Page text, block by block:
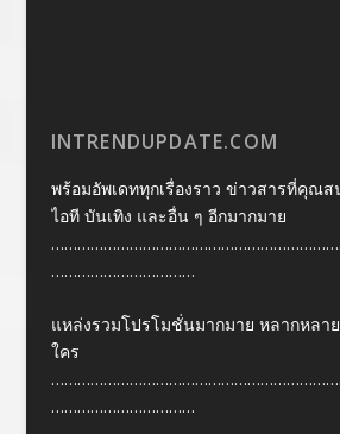
INTRENDUPDATE.COM
พร้อมอัพเดททุกเรื่องราว ข่าวสารที่คุณส
ไอที บันเทิง และอื่น ๆ อีกมากมาย
……………………………
แหล่งรวมโปรโมชั่นมากมาย หลากหลา
ใคร
……………………………